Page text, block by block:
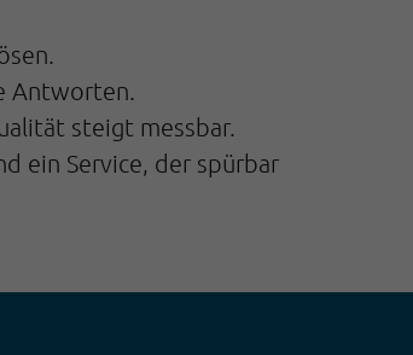
Antworten.
steigt messbar.
ein Service, der spürbar